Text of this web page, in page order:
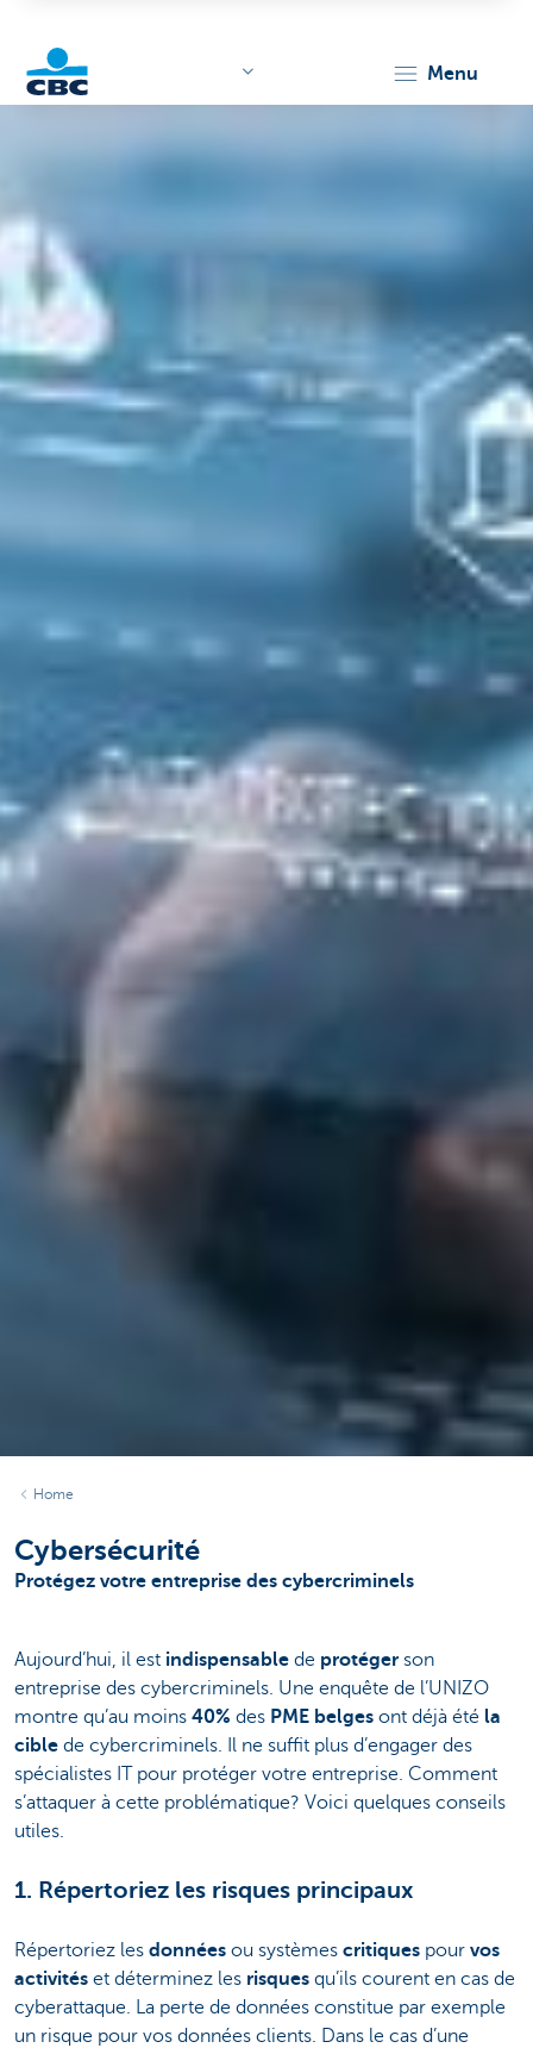
menu
Home
Cybersécurité
Protégez votre entreprise des cybercriminels
Aujourd’hui, il est indispensable de protéger son
entreprise des cybercriminels. Une enquête de l’UNIZO
montre qu’au moins 40% des PME belges ont déjà été la
cible de cybercriminels. Il ne suffit plus d’engager des
spécialistes IT pour protéger votre entreprise. Comment
s’attaquer à cette problématique? Voici quelques conseils
utiles.
1. Répertoriez les risques principaux
Répertoriez les données ou systèmes critiques pour vos
activités et déterminez les risques qu’ils courent en cas de
cyberattaque. La perte de données constitue par exemple
un risque pour vos données clients. Dans le cas d’une